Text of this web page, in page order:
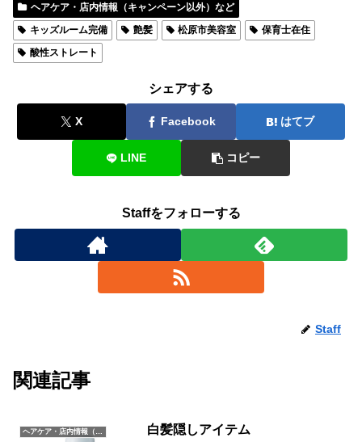
ヘアケア・店内情報（キャンペーン以外）など
キッズルーム完備
艶髪 松原市美容室
保育士在住
酸性ストレート
シェアする
X Facebook はてブ
LINE コピー
Staffをフォローする
Staff
関連記事
ヘアケア・店内情報（キャンペーン以外）など 白髪隠しアイテム